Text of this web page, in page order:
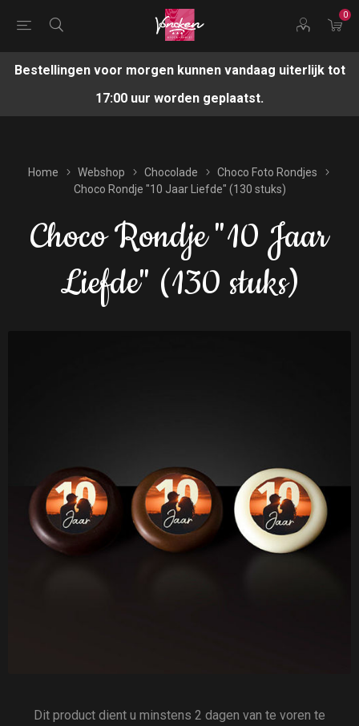
0
Bestellingen voor morgen kunnen vandaag uiterlijk tot
17:00 uur worden geplaatst.
Home Webshop Chocolade
Choco Foto Rondjes
Choco Rondje "10 Jaar Liefde" (130 stuks)
Choco Rondje "10 Jaar
Liefde" (130 stuks)
Dit product dient u minstens 2 dagen van te voren te